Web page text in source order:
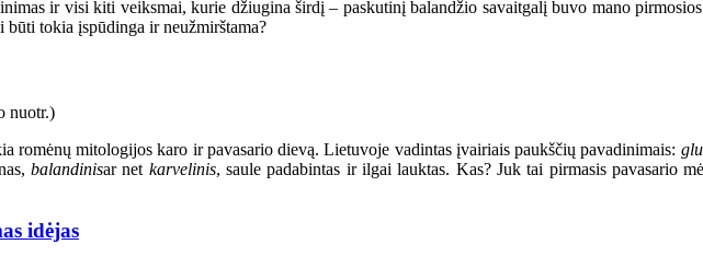
ir visi kiti veiksmai, kurie džiugina širdį – paskutinį balandžio savaitgalį buvo mano
būti tokia įspūdinga ir neužmirštama?
romėnų mitologijos karo ir pavasario dievą. Lietuvoje vadintas įvairiais paukščių pavadinimais:
balandinisar net karvelinis, saule padabintas ir ilgai lauktas. Kas? Juk tai pirmasis pavasario
idėjas